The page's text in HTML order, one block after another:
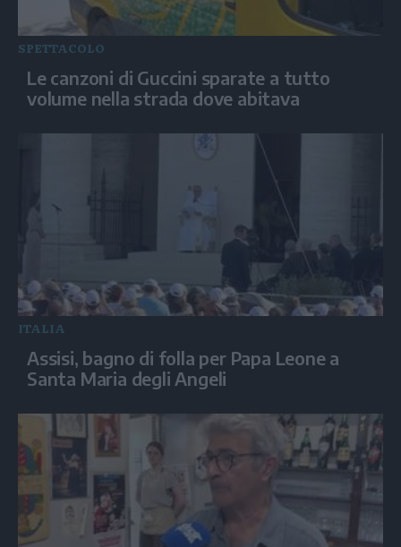
SPETTACOLO
Le canzoni di Guccini sparate a tutto
volume nella strada dove abitava
ITALIA
Assisi, bagno di folla per Papa Leone a
Santa Maria degli Angeli